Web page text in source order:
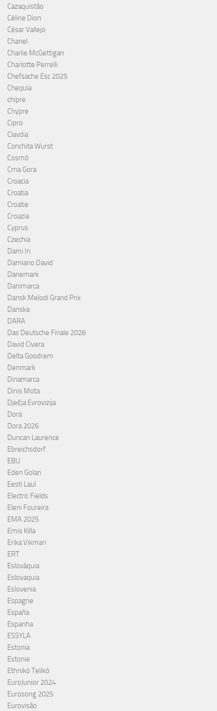
Cazaquistão
Céline Dion
César Vallejo
Chanel
Charlie McGettigan
Charlotte Perrelli
Chefsache Esc 2025
Chequia
chipre
Chypre
Cipro
Clavdia
Conchita Wurst
Cosmó
Crna Gora
Croacia
Croatia
Croatie
Croazia
Cyprus
Czechia
Dami In
Damiano David
Danemark
Danimarca
Dansk Melodi Grand Prix
Danska
DARA
Das Deutsche Finale 2026
David Civera
Delta Goodrem
Denmark
Dinamarca
Dinis Mota
Dječja Evrovizija
Dora
Dora 2026
Duncan Laurence
Ebreichsdorf
EBU
Eden Golan
Eesti Laul
Electric Fields
Eleni Foureira
EMA 2025
Emis Killa
Erika Vikman
ERT
Eslováquia
Eslovaquia
Eslovenia
Espagne
España
Espanha
ESSYLA
Estonia
Estonie
Ethnikó Telikó
EuroJunior 2024
Eurosong 2025
Eurovisão